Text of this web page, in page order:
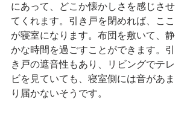
にあって、どこか懐かしさを感じさせ
てくれます。引き戸を閉めれば、ここ
が寝室になります。布団を敷いて、静
かな時間を過ごすことができます。引
き戸の遮音性もあり、リビングでテレ
ビを見ていても、寝室側には音があま
り届かないそうです。